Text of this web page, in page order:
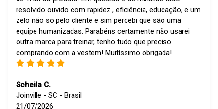
resolvido ouvido com rapidez , eficiência, educação, e um
zelo não só pelo cliente e sim percebi que são uma
equipe humanizadas. Parabéns certamente não usarei
outra marca para treinar, tenho tudo que preciso
comprando com a vestem! Muitíssimo obrigada!
Scheila C.
Joinville - SC - Brasil
21/07/2026